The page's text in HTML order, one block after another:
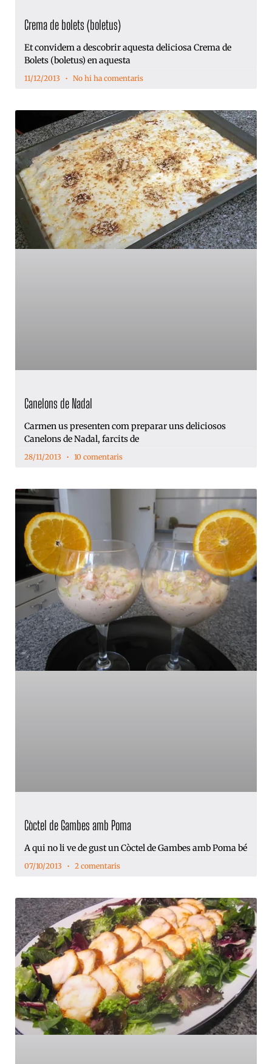
Crema de bolets (boletus)
Et convidem a descobrir aquesta deliciosa Crema de
Bolets (boletus) en aquesta
11/12/2013 No hi ha comentaris
Canelons de Nadal
Carmen us presenten com preparar uns deliciosos
Canelons de Nadal, farcits de
28/11/2013 10 comentaris
Còctel de Gambes amb Poma
A qui no li ve de gust un Còctel de Gambes amb Poma bé
07/10/2013 2 comentaris